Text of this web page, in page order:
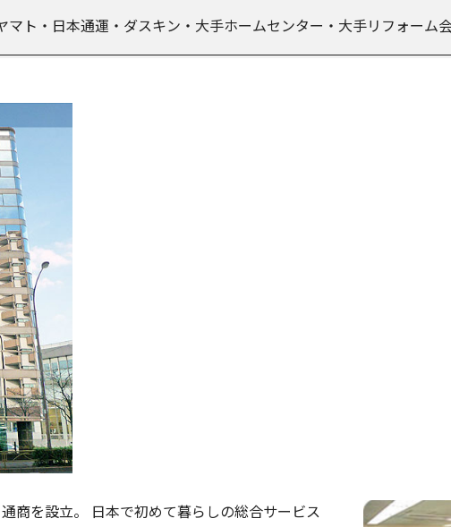
マト・日本通運・ダスキン・大手ホームセンター・大手リフォー
商を設立。 日本で初めて暮らしの総合サービス